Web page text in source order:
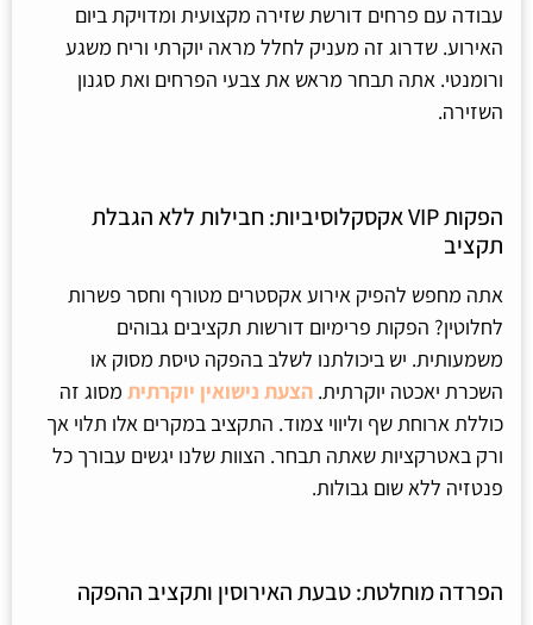
עבודה עם פרחים דורשת שזירה מקצועית ומדויקת ביום
האירוע. שדרוג זה מעניק לחלל מראה יוקרתי וריח משגע
ורומנטי. אתה תבחר מראש את צבעי הפרחים ואת סגנון
השזירה.
הפקות VIP אקסקלוסיביות: חבילות ללא הגבלת
תקציב
אתה מחפש להפיק אירוע אקסטרים מטורף וחסר פשרות
לחלוטין? הפקות פרימיום דורשות תקציבים גבוהים
משמעותית. יש ביכולתנו לשלב בהפקה טיסת מסוק או
השכרת יאכטה יוקרתית. הצעת נישואין יוקרתית מסוג זה
כוללת ארוחת שף וליווי צמוד. התקציב במקרים אלו תלוי אך
ורק באטרקציות שאתה תבחר. הצוות שלנו יגשים עבורך כל
פנטזיה ללא שום גבולות.
הפרדה מוחלטת: טבעת האירוסין ותקציב ההפקה